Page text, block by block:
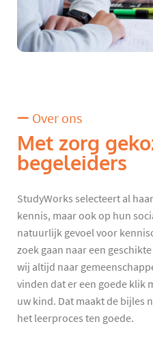
Over ons
Met zorg
begeleiders
StudyWorks selecteert al
kennis, maar ook op hun
natuurlijk gevoel voor
zoek gaan naar een
wij altijd naar
vinden dat er een goede klik
uw kind. Dat maakt de bijles
het leerproces ten goede.